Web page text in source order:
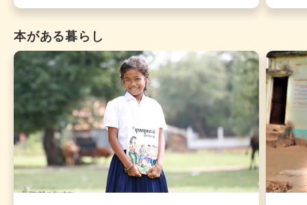
届けると同時に、人々が健康とともに人間の尊厳と
拠点である「世界の医療団 日本」は,バングラデシ
ュでのロヒンギャ難民支援プロジェクト、ラオスの
山岳地帯での地域医療強化プロジェクト、日本での
ホームレス状態にある人々への医療支援プロジェク
トなどを実施。また、パレスチナ・ガザやウクライ
ナ、トルコ・シリア地震被災地への支援も行ってい
を取
本がある暮らし